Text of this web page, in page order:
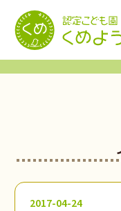
2017-04-24